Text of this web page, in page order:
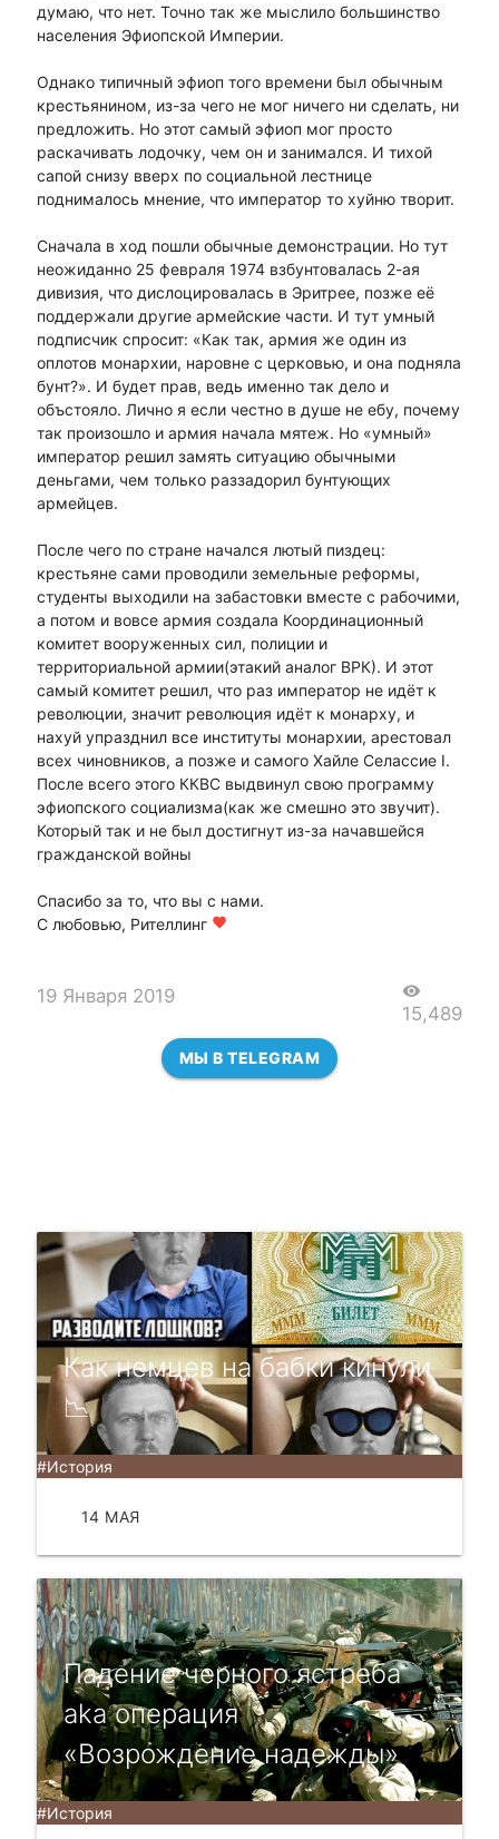
думаю, что нет. Точно так же мыслило большинство
населения Эфиопской Империи.
Однако типичный эфиоп того времени был обычным
крестьянином, из-за чего не мог ничего ни сделать, ни
предложить. Но этот самый эфиоп мог просто
раскачивать лодочку, чем он и занимался. И тихой
сапой снизу вверх по социальной лестнице
поднималось мнение, что император то хуйню творит.
Сначала в ход пошли обычные демонстрации. Но тут
неожиданно 25 февраля 1974 взбунтовалась 2-ая
дивизия, что дислоцировалась в Эритрее, позже её
поддержали другие армейские части. И тут умный
подписчик спросит: «Как так, армия же один из
оплотов монархии, наровне с церковью, и она подняла
бунт?». И будет прав, ведь именно так дело и
объстояло. Лично я если честно в душе не ебу, почему
так произошло и армия начала мятеж. Но «умный»
император решил замять ситуацию обычными
деньгами, чем только раззадорил бунтующих
армейцев.
После чего по стране начался лютый пиздец:
крестьяне сами проводили земельные реформы,
студенты выходили на забастовки вместе с рабочими,
а потом и вовсе армия создала Координационный
комитет вооруженных сил, полиции и
территориальной армии(этакий аналог ВРК). И этот
самый комитет решил, что раз император не идёт к
революции, значит революция идёт к монарху, и
нахуй упразднил все институты монархии, арестовал
всех чиновников, а позже и самого Хайле Селассие I.
После всего этого ККВС выдвинул свою программу
эфиопского социализма(как же смешно это звучит).
Который так и не был достигнут из-за начавшейся
гражданской войны
Спасибо за то, что вы с нами.
С любовью, Рителлинг favorite
19 Января 2019 visibility
15,489
МЫ В TELEGRAM
Как немцев на бабки кинули
📉
#История
14 МАЯ
Падение черного ястреба
aka операция
«Возрождение надежды»
#История